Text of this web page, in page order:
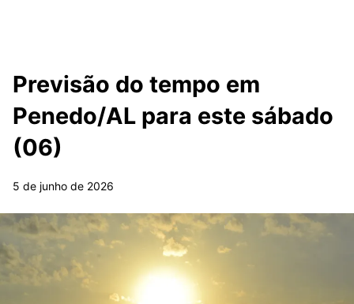
Previsão do tempo em
Penedo/AL para este sábado
(06)
5 de junho de 2026